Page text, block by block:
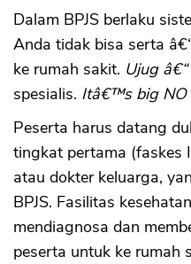
Dalam BPJS berlaku
Anda tidak bisa serta
ke rumah sakit. Ujug
spesialis. Itâ€™s big NO
Peserta harus datang
tingkat pertama (faskes
atau dokter keluarga,
BPJS. Fasilitas
mendiagnosa dan
peserta untuk ke rumah